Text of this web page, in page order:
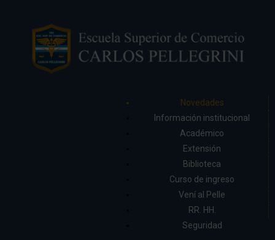
Novedades
Información institucional
Académico
Extensión
Biblioteca
Curso de ingreso
Vení al Pelle
RR. HH.
Seguridad